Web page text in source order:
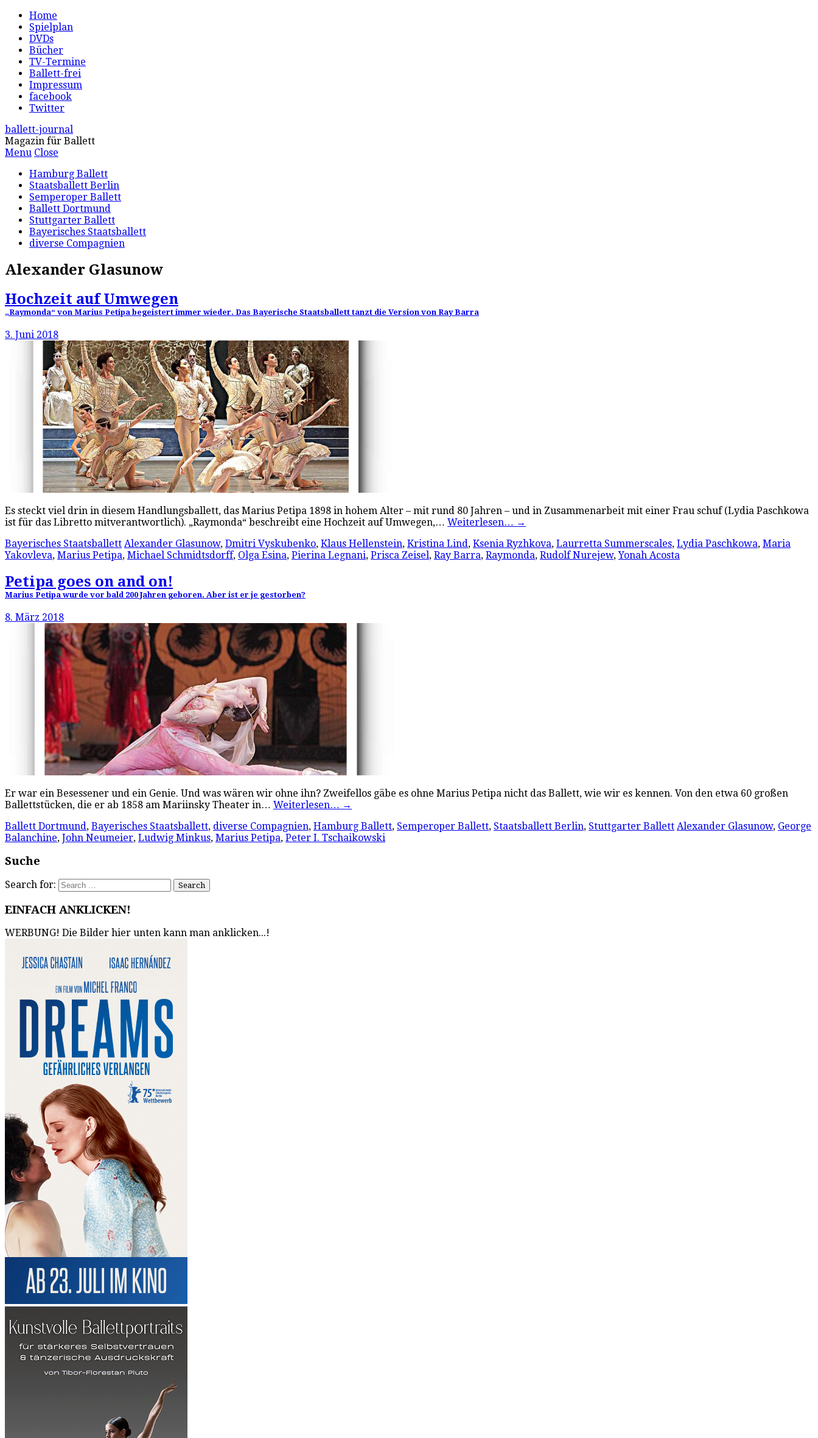
Home
Spielplan
DVDs
Bücher
TV-Termine
Ballett-frei
Impressum
facebook
Twitter
ballett-journal
Magazin für Ballett
Menu Close
Hamburg Ballett
Staatsballett Berlin
Semperoper Ballett
Ballett Dortmund
Stuttgarter Ballett
Bayerisches Staatsballett
diverse Compagnien
Alexander Glasunow
Hochzeit auf Umwegen
„Raymonda“ von Marius Petipa begeistert immer wieder. Das Bayerische Staatsballett tanzt die Version von Ray Barra
3. Juni 2018
Es steckt viel drin in diesem Handlungsballett, das Marius Petipa 1898 in hohem Alter – mit rund 80 Jahren – und in Zusammenarbeit mit einer Frau schuf (Lydia Paschkowa
ist für das Libretto mitverantwortlich). „Raymonda“ beschreibt eine Hochzeit auf Umwegen,… Weiterlesen… →
Bayerisches Staatsballett Alexander Glasunow, Dmitri Vyskubenko, Klaus Hellenstein, Kristina Lind, Ksenia Ryzhkova, Laurretta Summerscales, Lydia Paschkowa, Maria
Yakovleva, Marius Petipa, Michael Schmidtsdorff, Olga Esina, Pierina Legnani, Prisca Zeisel, Ray Barra, Raymonda, Rudolf Nurejew,Yonah Acosta
Petipa goes on and on!
Marius Petipa wurde vor bald 200 Jahren geboren. Aber ist er je gestorben?
8. März 2018
Er war ein Besessener und ein Genie. Und was wären wir ohne ihn? Zweifellos gäbe es ohne Marius Petipa nicht das Ballett, wie wir es kennen. Von den etwa 60 großen
Ballettstücken, die er ab 1858 am Mariinsky Theater in… Weiterlesen… →
Ballett Dortmund, Bayerisches Staatsballett, diverse Compagnien, Hamburg Ballett, Semperoper Ballett, Staatsballett Berlin, Stuttgarter Ballett Alexander Glasunow, George
Balanchine, John Neumeier, Ludwig Minkus, Marius Petipa, Peter I. Tschaikowski
Suche
Search for:
EINFACH ANKLICKEN!
WERBUNG! Die Bilder hier unten kann man anklicken...!